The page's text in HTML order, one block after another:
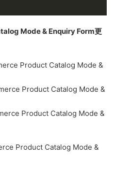
Mode & Enquiry Form更
Product Catalog Mode &
Product Catalog Mode &
Product Catalog Mode &
Product Catalog Mode &